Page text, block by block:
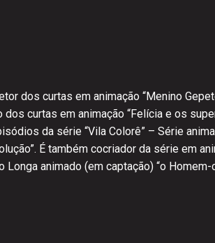
dos curtas em animação “Menino
dos curtas em animação “Felícia e os
da série “Vila Colorê” – Série
É também cocriador da série em
Longa animado (em captação) “o Homem-